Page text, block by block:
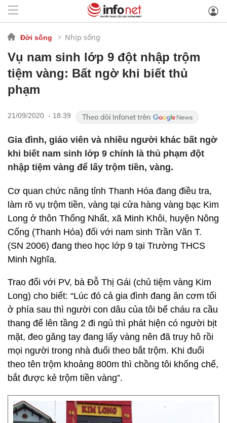
Đời sống Nhịp sống
Vụ nam sinh lớp 9 đột nhập trộm
tiệm vàng: Bất ngờ khi biết thủ
phạm
21/09/2020 - 18:39
Gia đình, giáo viên và nhiều người khác bất ngờ
khi biết nam sinh lớp 9 chính là thủ phạm đột
nhập tiệm vàng để lấy trộm tiền, vàng.
Cơ quan chức năng tỉnh Thanh Hóa đang điều tra,
làm rõ vụ trộm tiền, vàng tại cửa hàng vàng bạc Kim
Long ở thôn Thống Nhất, xã Minh Khôi, huyện Nông
Cống (Thanh Hóa) đối với nam sinh Trần Văn T.
(SN 2006) đang theo học lớp 9 tại Trường THCS
Minh Nghĩa.
Trao đổi với PV, bà Đỗ Thị Gái (chủ tiệm vàng Kim
Long) cho biết: “Lúc đó cả gia đình đang ăn cơm tối
ở phía sau thì người con dâu của tôi bế cháu ra cầu
thang để lên tầng 2 đi ngủ thì phát hiện có người bịt
mặt, đeo găng tay đang lấy vàng nên đã truy hô rồi
mọi người trong nhà đuổi theo bắt trộm. Khi đuổi
theo tên trộm khoảng 800m thì chồng tôi khống chế,
bắt được kẻ trộm tiền vàng”.